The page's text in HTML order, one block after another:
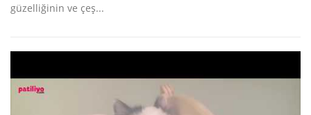
güzelliğinin ve çeş...